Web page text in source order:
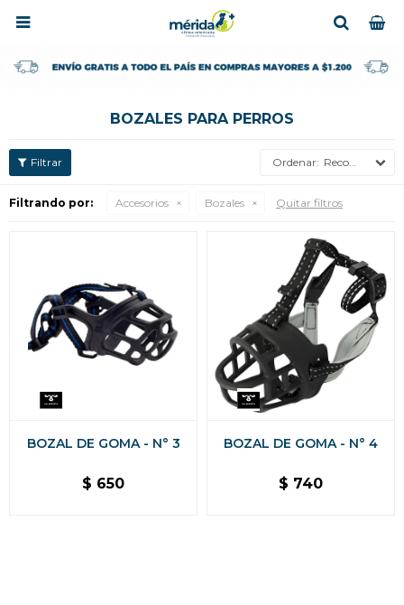

BOZALES PARA PERROS
Recomendados
Filtrando por: Accesorios Bozales Quitar filtros
BOZAL DE GOMA - N° 3
$ 650
BOZAL DE GOMA - N° 4
$ 740